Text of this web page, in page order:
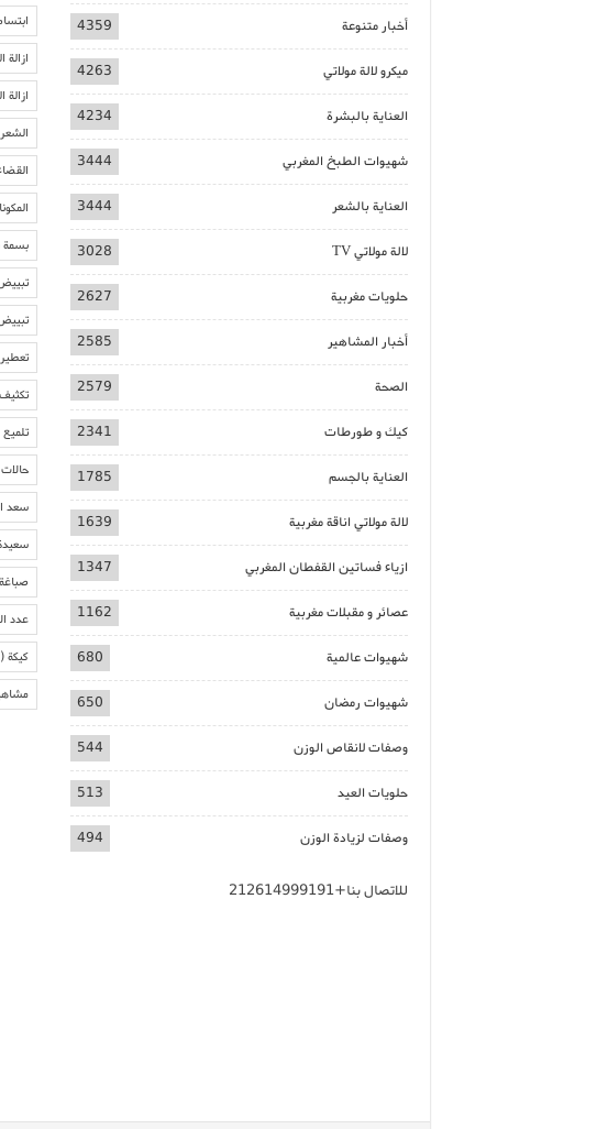
أخبار متنوعة 4359
ميكرو لالة مولاتي 4263
العناية بالبشرة 4234
شهيوات الطبخ المغربي 3444
العناية بالشعر 3444
لالة مولاتي TV 3028
حلويات مغربية 2627
أخبار المشاهير 2585
الصحة 2579
كيك و طورطات 2341
العناية بالجسم 1785
لالة مولاتي اناقة مغربية 1639
ازياء فساتين القفطان المغربي 1347
عصائر و مقبلات مغربية 1162
شهيوات عالمية 680
شهيوات رمضان 650
وصفات لانقاص الوزن 544
حلويات العيد 513
وصفات لزيادة الوزن 494
للاتصال بنا+212614999191
ازالة
الشعر
تلميع
سعد
عدد
كيكة(117)